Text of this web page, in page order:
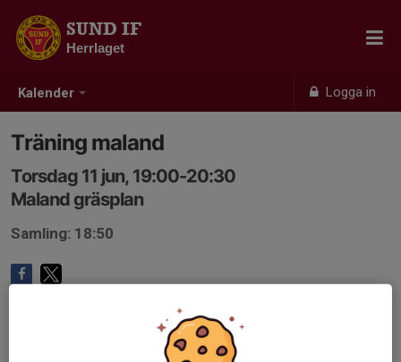
Kalender Logga in
SUND IF
Herrlaget
Träning maland
Torsdag 11 jun, 19:00-20:30
Maland gräsplan
Samling: 18:50